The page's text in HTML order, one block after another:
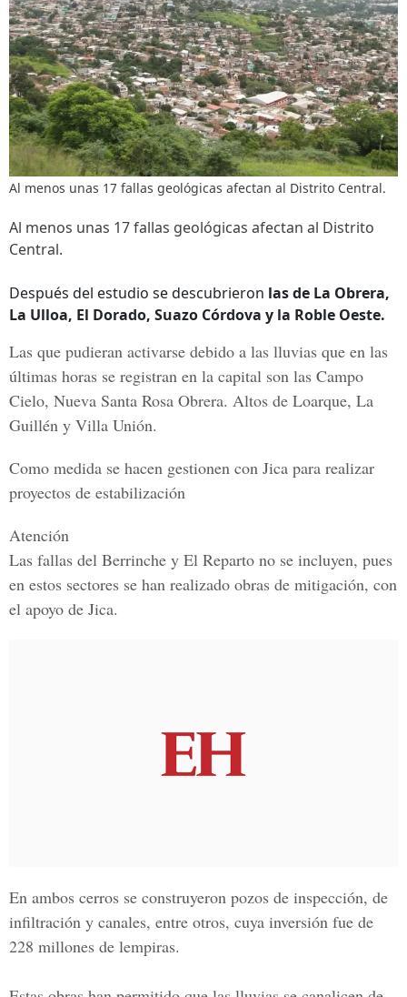
Al menos unas 17 fallas geológicas afectan al Distrito Central.
Al menos unas 17 fallas geológicas afectan al Distrito
Central.
Después del estudio se descubrieron las de La Obrera,
La Ulloa, El Dorado, Suazo Córdova y la Roble Oeste.
Las que pudieran activarse debido a las lluvias que en las
últimas horas se registran en la capital son las Campo
Cielo, Nueva Santa Rosa Obrera. Altos de Loarque, La
Guillén y Villa Unión.
Como medida se hacen gestionen con Jica para realizar
proyectos de estabilización
Atención
Las fallas del Berrinche y El Reparto no se incluyen, pues
en estos sectores se han realizado obras de mitigación, con
el apoyo de Jica.
En ambos cerros se construyeron pozos de inspección, de
infiltración y canales, entre otros, cuya inversión fue de
228 millones de lempiras.